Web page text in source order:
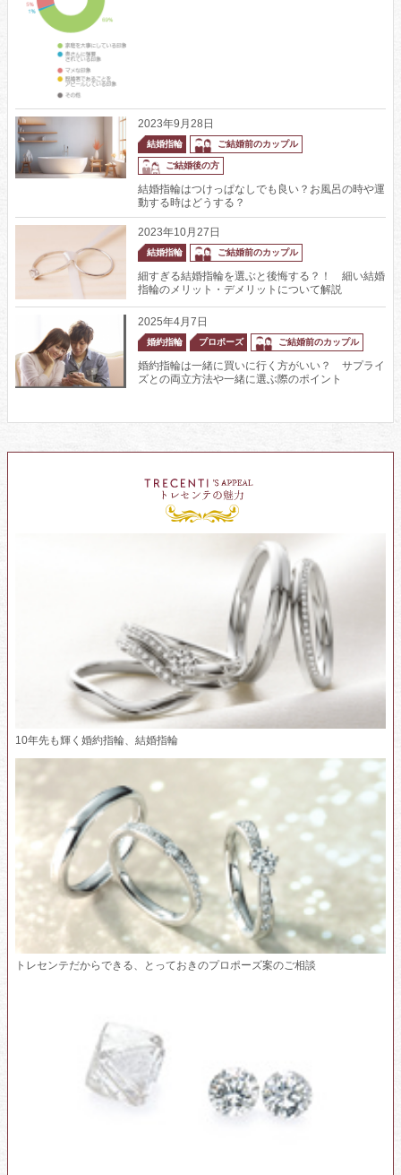
2023年9月28日
結婚指輪 ご結婚前のカップル
ご結婚後の方
結婚指輪はつけっぱなしでも良い？お風呂の時や運
動する時はどうする？
2023年10月27日
結婚指輪 ご結婚前のカップル
細すぎる結婚指輪を選ぶと後悔する？！ 細い結婚
指輪のメリット・デメリットについて解説
2025年4月7日
婚約指輪 プロポーズ ご結婚前のカップル
婚約指輪は一緒に買いに行く方がいい？ サプライ
ズとの両立方法や一緒に選ぶ際のポイント
10年先も輝く婚約指輪、結婚指輪
トレセンテだからできる、とっておきのプロポーズ案のご相談